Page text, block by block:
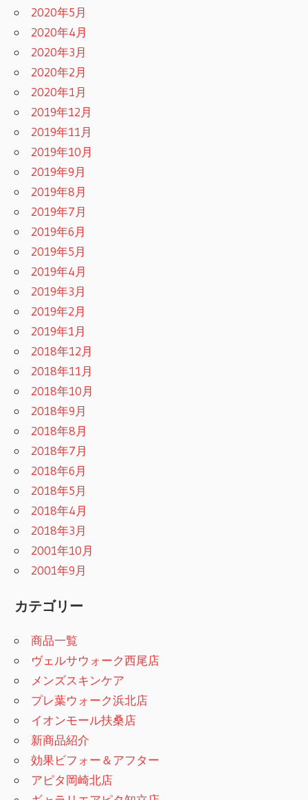
2020年5月
2020年4月
2020年3月
2020年2月
2020年1月
2019年12月
2019年11月
2019年10月
2019年9月
2019年8月
2019年7月
2019年6月
2019年5月
2019年4月
2019年3月
2019年2月
2019年1月
2018年12月
2018年11月
2018年10月
2018年9月
2018年8月
2018年7月
2018年6月
2018年5月
2018年4月
2018年3月
2001年10月
2001年9月
カテゴリー
商品一覧
ヴェルサウォーク西尾店
メンズスキンケア
プレ葉ウォーク浜北店
イオンモール扶桑店
新商品紹介
効果ビフォー＆アフター
アピタ岡崎北店